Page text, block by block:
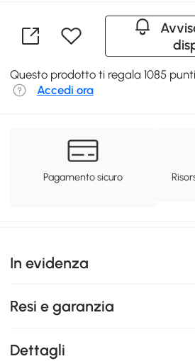
Questo prodotto ti regala 1085
Accedi ora
Pagamento sicuro
In evidenza
Resi e garanzia
Dettagli